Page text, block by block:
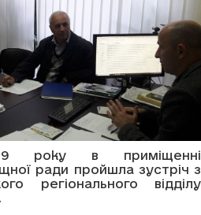
року в приміщенні
ради пройшла зустріч з
регіонального відділу